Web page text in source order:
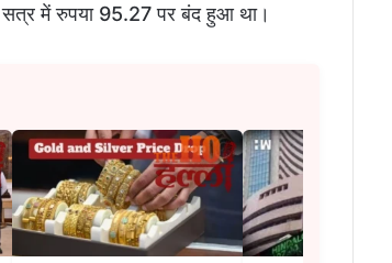
में रुपया 95.27 पर बंद हुआ था।